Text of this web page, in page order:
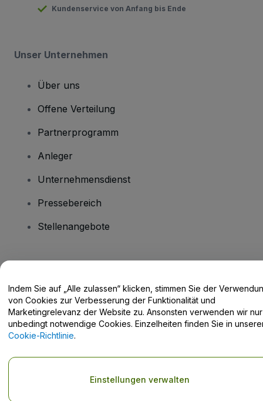
Kundenservice von Anfang bis Ende
Unser Unternehmen
Über uns
Offene Verteilung
Partnerprogramm
Anleger
Unternehmensdienst
Pressebereich
Stellenangebote
Hilfe-Center / Kontakt
Durch die Nutzung dieser Website akzeptieren Sie die
Geschäftsbedingungenund dieDatenschutzerklärung
Indem Sie auf „Alle zulassen“ klicken, stimmen Sie der
von Cookies zur Verbesserung der Funktionalität und
Marketingrelevanz der Website zu. Ansonsten verwenden wir nur
unbedingt notwendige Cookies. Einzelheiten finden Sie in
Cookie-Richtlinie.
Einstellungen verwalten